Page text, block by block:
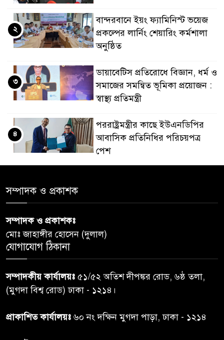
বান্দরবানে ইয়ং ফ্যামিনিস্ট ভয়েজ
প্রকল্পের লার্নিং শেয়ারিং কর্মশালা
অনুষ্ঠিত
২
ডায়াবেটিস প্রতিরোধে বিজ্ঞান, ধর্ম ও
সমাজের সমন্বিত ভূমিকা প্রয়োজন :
স্বাস্থ্য প্রতিমন্ত্রী
৩
পররাষ্ট্রমন্ত্রীর কা‌ছে ইউএনডিপির
আবাসিক প্রতিনিধির পরিচয়পত্র
পেশ
৪
৫
ঝড়বৃষ্টির পূর্বাভাস
৬
অনুশ্রীর, মিলল হারমোনিয়াম
উপহার
৭
২০ আগস্ট রাষ্ট্রপতি নির্বাচন,
সম্পাদক ও প্রকাশক
সম্পাদক ও প্রকাশকঃ
মোঃ জাহাঙ্গীর হোসেন (দুলাল)
যোগাযোগ ঠিকানা
সম্পাদকীয় কার্যালয়ঃ ৫১/৫২ অতিশ দীপঙ্কর রোড, ৬ষ্ঠ তলা,
(মুগদা বিশ্ব রোড) ঢাকা - ১২১৪।
প্রাকাশিত কার্যালয়ঃ৬০ নং দক্ষিন মুগদা পাড়া, ঢাকা - ১২১৪